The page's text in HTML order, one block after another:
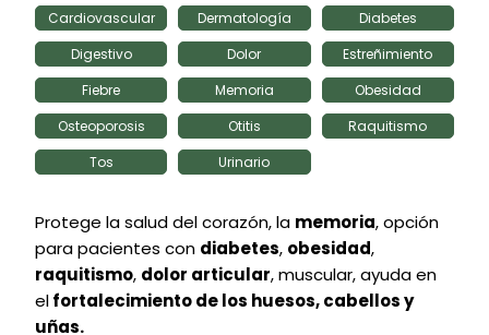
Cardiovascular
Dermatología
Diabetes
Digestivo
Dolor
Estreñimiento
Fiebre
Memoria
Obesidad
Osteoporosis
Otitis
Raquitismo
Tos
Urinario
Protege la salud del corazón, la memoria, opción
para pacientes con diabetes, obesidad,
raquitismo, dolor articular, muscular, ayuda en
elfortalecimiento de los huesos, cabellos y
uñas.